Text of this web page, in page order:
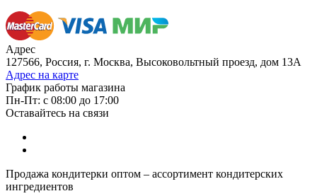
Адрес
127566, Россия, г. Москва, Высоковольтный проезд, дом 13А
Адрес на карте
График работы магазина
Пн-Пт: с 08:00 до 17:00
Оставайтесь на связи
Продажа кондитерки оптом – ассортимент кондитерских
ингредиентов